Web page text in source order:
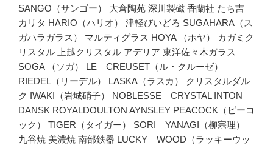
SANGO（サンゴー） 大倉陶苑 深川製磁 香蘭社 たち吉
カリタ HARIO（ハリオ） 津軽びいどろ SUGAHARA（ス
ガハラガラス） マルティグラス HOYA （ホヤ） カガミク
リスタル 上越クリスタル アデリア 東洋佐々木ガラス
SOGA （ソガ） LE CREUSET（ル・クルーゼ）
RIEDEL（リーデル） LASKA（ラスカ） クリスタルダル
ク IWAKI（岩城硝子） NOBLESSE CRYSTAL INTON
DANSK ROYALDOULTON AYNSLEY PEACOCK（ピーコ
ック） TIGER（タイガー） SORI YANAGI（柳宗理）
九谷焼 美濃焼 南部鉄器 LUCKY WOOD（ラッキーウッ